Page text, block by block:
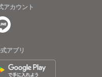
アカウント
アプリ